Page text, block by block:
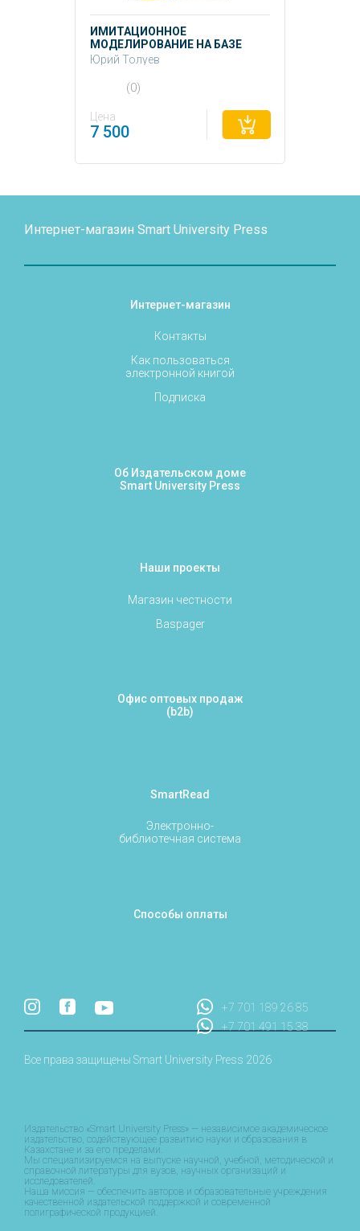
ИМИТАЦИОННОЕ
МОДЕЛИРОВАНИЕ НА БАЗЕ
ДИСКРЕТНОГО ВРЕМЕНИ.
Юрий Толуев
(0)
Цена
7 500
Интернет-магазин Smart University Press
Интернет-магазин
Контакты
Как пользоваться
электронной книгой
Подписка
Об Издательском доме
Smart University Press
Наши проекты
Магазин честности
Baspager
Офис оптовых продаж
(b2b)
SmartRead
Электронно-
библиотечная система
Способы оплаты
+7 701 189 26 85
+7 701 491 15 38
Все права защищены Smart University Press 2026
Издательство «Smart University Press» — независимое академическое
издательство, содействующее развитию науки и образования в
Казахстане и за его пределами.
Мы специализируемся на выпуске научной, учебной, методической и
справочной литературы для вузов, научных организаций и
исследователей.
Наша миссия — обеспечить авторов и образовательные учреждения
качественной издательской поддержкой и современной
полиграфической продукцией.